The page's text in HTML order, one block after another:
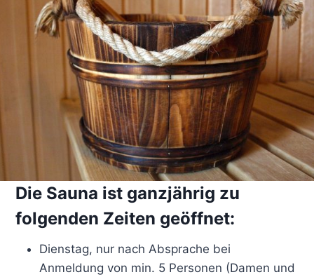
Die Sauna ist ganzjährig zu
folgenden Zeiten geöffnet:
Dienstag, nur nach Absprache bei
Anmeldung von min. 5 Personen (Damen und